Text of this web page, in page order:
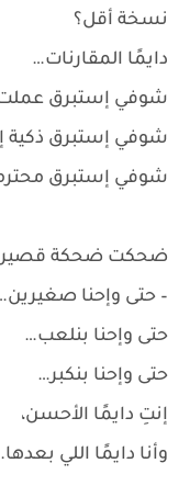
نسخة أقل؟
دايمًا المقارنات…
شوفي إستبرق عملت
شوفي إستبرق ذكية
شوفي إستبرق
ضحكت ضحكة قصيرة
– حتى وإحنا
حتى وإحنا بنلعب…
حتى وإحنا بنكبر…
إنتِ دايمًا الأحسن،
وأنا دايمًا اللي بعدها.